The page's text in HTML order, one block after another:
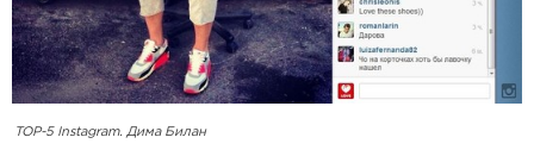
TOP-5 Instagram. Дима Билан